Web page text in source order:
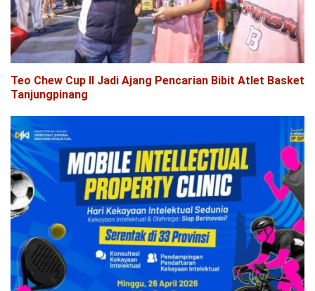
Teo Chew Cup II Jadi Ajang Pencarian Bibit Atlet Basket
Tanjungpinang